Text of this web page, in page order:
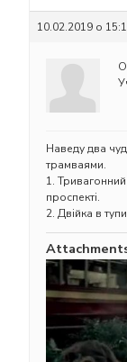
10.02.2019 о
Наведу два
трамваями.
1.
проспекті.
2. Двійка в